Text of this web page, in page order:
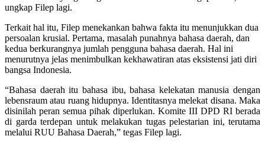
ungkap Filep lagi.
Terkait hal itu, Filep menekankan bahwa fakta itu menunjukkan dua
persoalan krusial. Pertama, masalah punahnya bahasa daerah, dan
kedua berkurangnya jumlah pengguna bahasa daerah. Hal ini
menurutnya jelas menimbulkan kekhawatiran atas eksistensi jati diri
bangsa Indonesia.
“Bahasa daerah itu bahasa ibu, bahasa kelekatan manusia dengan
lebensraum atau ruang hidupnya. Identitasnya melekat disana. Maka
disinilah peran semua pihak diperlukan. Komite III DPD RI berada
di garda terdepan untuk melakukan tugas pelestarian ini, terutama
melalui RUU Bahasa Daerah,” tegas Filep lagi.